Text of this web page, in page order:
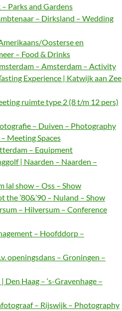
Parks and Gardens
– Dirksland – Wedding
Oosterse en
– Food & Drinks
– Amsterdam – Activity
Experience | Katwijk aan Zee
ruimte type 2 (8 t/m 12 pers)
– Duiven – Photography
Meeting Spaces
– Equipment
| Naarden – Naarden –
lal show – Oss – Show
the ’80&’90 – Nuland – Show
– Hilversum – Conference
– Hoofddorp –
openingsdans – Groningen –
Haag – ‘s-Gravenhage –
– Rijswijk – Photography